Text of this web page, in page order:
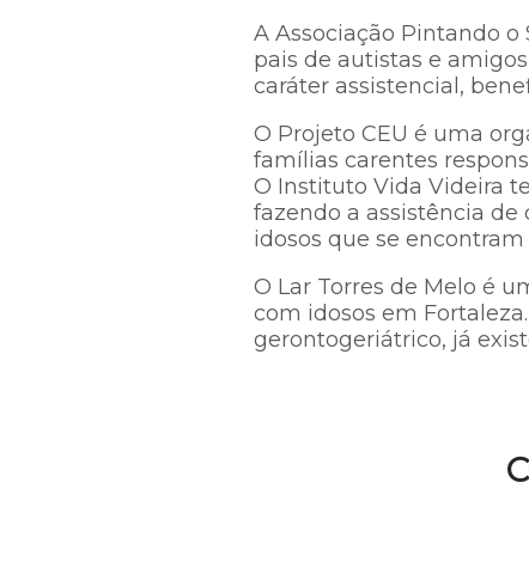
A Associação Pintando o
pais de autistas e
caráter assistencial,
O Projeto CEU é uma
famílias carentes
O Instituto Vida Videira
fazendo a assistência de
idosos que se
O Lar Torres de Melo é
com idosos em
gerontogeriátrico, já